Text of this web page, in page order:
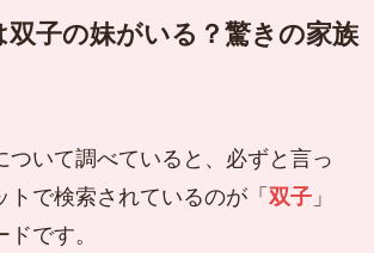
双子の妹がいる？驚きの家族
ついて調べていると、必ずと言っ
トで検索されているのが「 双子」
です。